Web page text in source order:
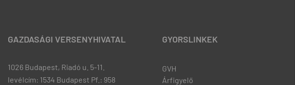
GAZDASÁGI VERSENYHIVATAL
1026 Budapest, Riadó u. 5-11.
levélcím: 1534 Budapest Pf.: 958
GYORSLINKEK
GVH
Árfigyelő